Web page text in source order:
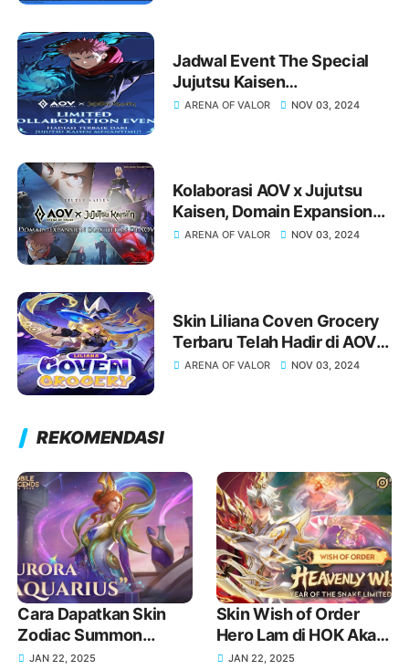
Jadwal Event The Special
Jujutsu Kaisen
Collaboration Event telah
ARENA OF VALOR NOV 03, 2024
Kolaborasi AOV x Jujutsu
Kaisen, Domain Expansion
Diaktifkan di AOV
ARENA OF VALOR NOV 03, 2024
Skin Liliana Coven Grocery
Terbaru Telah Hadir di AOV
Review Skin terbaru dan Top
ARENA OF VALOR NOV 03, 2024
REKOMENDASI
Cara Dapatkan Skin
Zodiac Summon
Aquarius Aurora MLBB
JAN 22, 2025
Skin Wish of Order
Hero Lam di HOK Akan
Rilis Tanggal dan
JAN 22, 2025